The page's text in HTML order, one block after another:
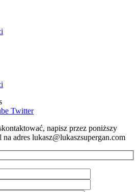
Twitter
napisz przez poniższy
adres lukasz@lukaszsupergan.com